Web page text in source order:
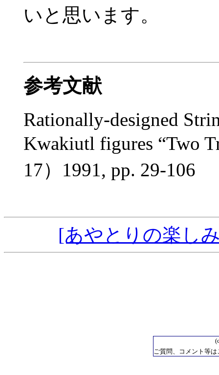
いと思います。
参考文献
Rationally-designed
Kwakiutl figures “Two
17）1991, pp. 29-106
[あやとりの楽し
ご質問、コメント等